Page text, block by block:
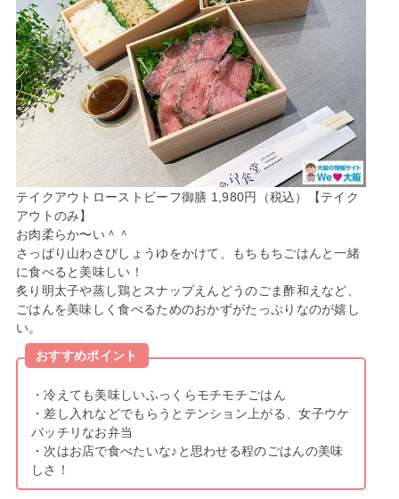
テイクアウトローストビーフ御膳 1,980円（税込）【テイク
アウトのみ】
お肉柔らか〜い＾＾
さっぱり山わさびしょうゆをかけて、もちもちごはんと一緒
に食べると美味しい！
炙り明太子や蒸し鶏とスナップえんどうのごま酢和えなど、
ごはんを美味しく食べるためのおかずがたっぷりなのが嬉し
い。
おすすめポイント
・冷えても美味しいふっくらモチモチごはん
・差し入れなどでもらうとテンション上がる、女子ウケ
バッチリなお弁当
・次はお店で食べたいな♪と思わせる程のごはんの美味
しさ！